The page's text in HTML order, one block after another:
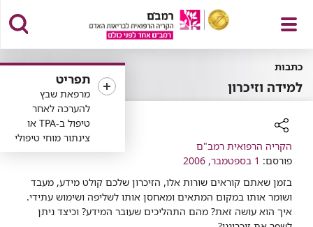
פתח
תפריט
תפריט
מרפאת שבץ
להערכה לאחר
טיפול ב-TPA או
צינתור מוחי טיפולי
כתבות
למידה וזיכרון
רכיב
שיתוף
הקריה הרפואית רמב"ם
פורסם: 1 בספטמבר, 2006
בזמן שאתם קוראים שורות אלו, הזיכרון שלכם קולט מידע, מעבד
ושומר אותו במקום המתאים ומאחסן אותו לשליפה ושימוש עתידי.
איך הוא עושה זאת? מהם התהליכים שעובר המידע? וכיצד ניתן